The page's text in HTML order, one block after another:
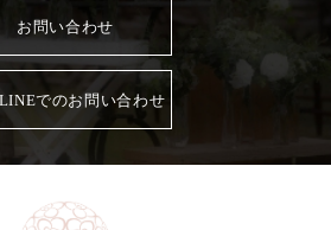
お問い合わせ
LINEでのお問い合わせ